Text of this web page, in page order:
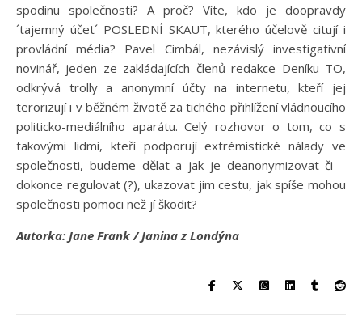
spodinu společnosti? A proč? Víte, kdo je doopravdy
´tajemný účet´ POSLEDNÍ SKAUT, kterého účelově citují i
provládní média? Pavel Cimbál, nezávislý investigativní
novinář, jeden ze zakládajících členů redakce Deníku TO,
odkrývá trolly a anonymní účty na internetu, kteří jej
terorizují i v běžném životě za tichého přihlížení vládnoucího
politicko-mediálního aparátu. Celý rozhovor o tom, co s
takovými lidmi, kteří podporují extrémistické nálady ve
společnosti, budeme dělat a jak je deanonymizovat či –
dokonce regulovat (?), ukazovat jim cestu, jak spíše mohou
společnosti pomoci než jí škodit?
Autorka: Jane Frank / Janina z Londýna